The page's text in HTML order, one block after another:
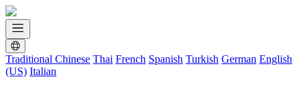
Traditional Chinese Thai French Spanish Turkish German English
(US) Italian